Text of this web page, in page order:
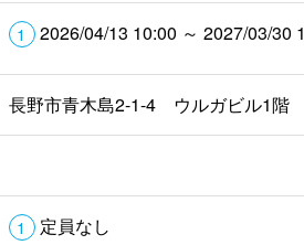
2026/04/13 10:00 ～ 2027/03/30
長野市青木島2-1-4 ウルガビル1階
定員なし